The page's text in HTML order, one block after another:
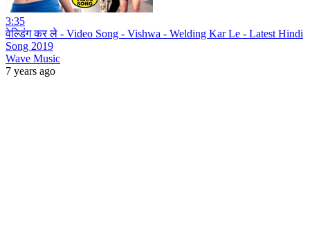
3:35
वेल्डिंग कर ले - Video Song - Vishwa - Welding Kar Le - Latest Hindi
Song 2019
Wave Music
7 years ago